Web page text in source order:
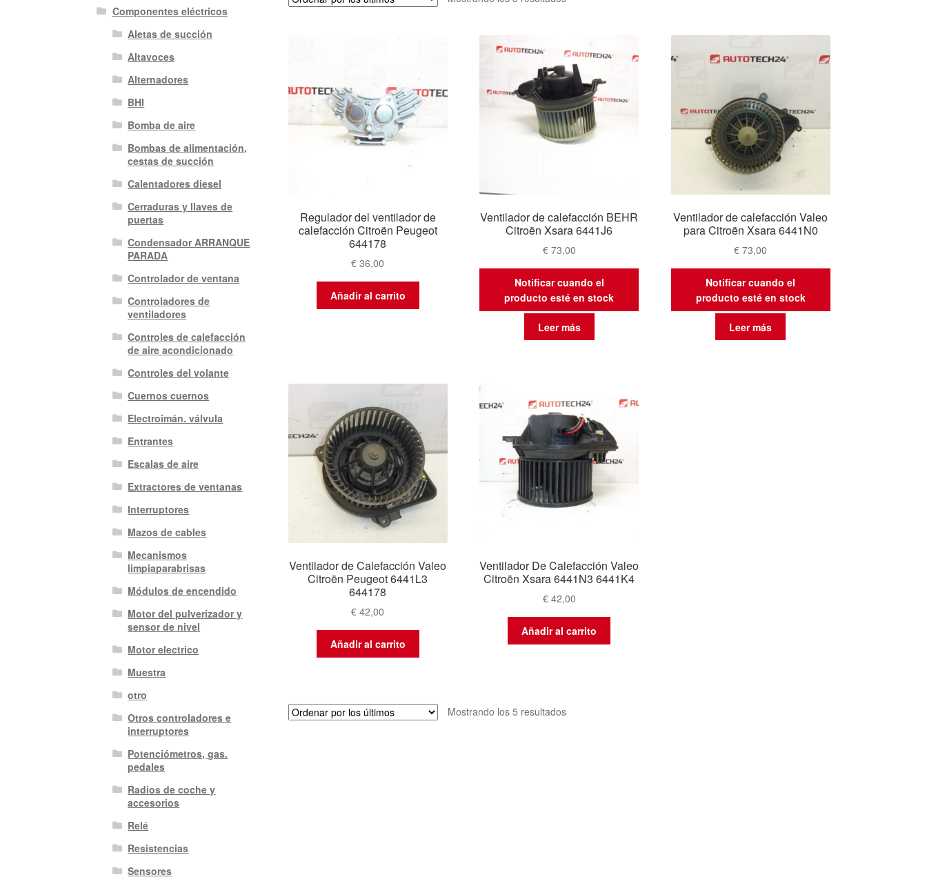
últimos
Regulador del ventilador de
calefacción Citroën Peugeot
644178
€ 36,00
Añadir al carrito
Ventilador de calefacción BEHR
Citroën Xsara 6441J6
€73,00
Notificar cuando el
producto esté en stock
Leer más
Ventilador de calefacción Valeo
para Citroën Xsara 6441N0
€ 73,00
Notificar cuando el
producto esté en stock
Leer más
Ventilador de Calefacción Valeo
Citroën Peugeot 6441L3
644178
€ 42,00
Añadir al carrito
Ventilador De Calefacción Valeo
Citroën Xsara 6441N3 6441K4
€42,00
Añadir al carrito
Mostrando los 5 resultadosOrdenado
Componentes eléctricos
Aletas de succión
Altavoces
Alternadores
BHI
Bomba de aire
Bombas de alimentación,
cestas de succión
Calentadores diesel
Cerraduras y llaves de
puertas
Condensador ARRANQUE
PARADA
Controlador de ventana
Controladores de
ventiladores
Controles de calefacción
de aire acondicionado
Controles del volante
Cuernos cuernos
Electroimán. válvula
Entrantes
Escalas de aire
Extractores de ventanas
Interruptores
Mazos de cables
Mecanismos
limpiaparabrisas
Módulos de encendido
Motor del pulverizador y
sensor de nivel
Motor electrico
Muestra
otro
Otros controladores e
interruptores
Potenciómetros, gas.
pedales
Radios de coche y
accesorios
Relé
Resistencias
Sensores